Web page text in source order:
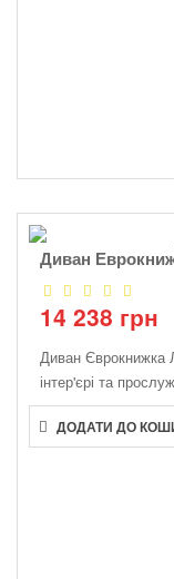
Диван
14 238 грн
Диван Єврокнижка
інтер'єрі та
ДОДАТИ ДО